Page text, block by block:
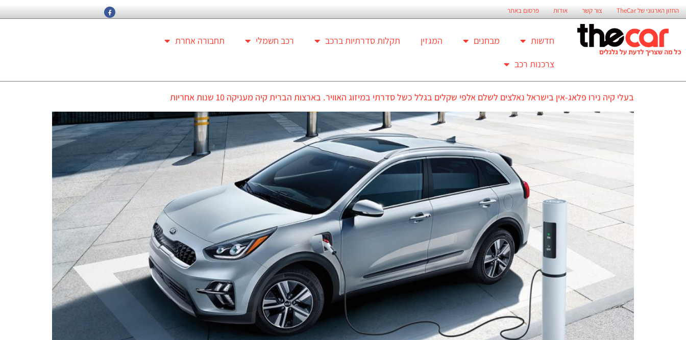
החזון הארגוני של TheCar צור קשר אודות פרסום באתר
חדשות מבחנים המגזין תקלות סדרתיות ברכב רכב חשמלי
תחבורה אחרת
צרכנות רכב
בעלי קיה נירו פלאג-אין בישראל נאלצים לשלם אלפי שקלים בגלל כשל סדרתי במיזוג האוויר. בארצות הברית קיה מעניקה 10 שנות אחריות